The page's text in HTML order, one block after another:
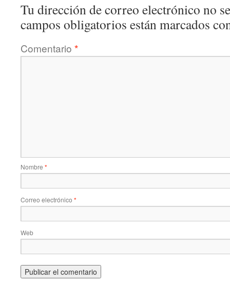
Tu dirección de correo electrónico no
campos obligatorios están marcados
Comentario *
Nombre *
Correo electrónico *
Web